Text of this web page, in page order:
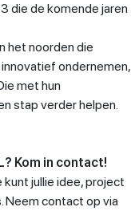
die de komende jaren
het noorden die
ondernemen,
met hun
stap verder helpen.
Kom in contact!
kunt jullie idee, project
Neem contact op via